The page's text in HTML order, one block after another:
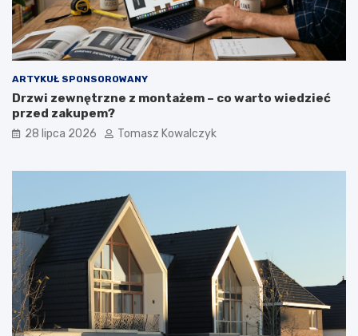
ARTYKUŁ SPONSOROWANY
Drzwi zewnętrzne z montażem – co warto wiedzieć
przed zakupem?
28 lipca 2026 Tomasz Kowalczyk